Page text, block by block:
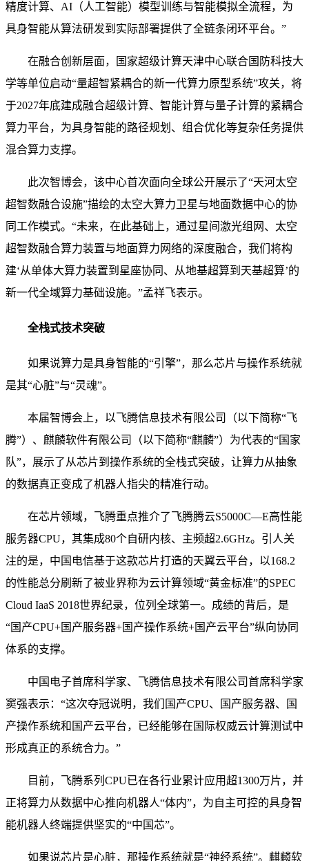
精度计算、AI（人工智能）模型训练与智能模拟全流程，为
具身智能从算法研发到实际部署提供了全链条闭环平台。”
在融合创新层面，国家超级计算天津中心联合国防科技大
学等单位启动“量超智紧耦合的新一代算力原型系统”攻关，将
于2027年底建成融合超级计算、智能计算与量子计算的紧耦合
算力平台，为具身智能的路径规划、组合优化等复杂任务提供
混合算力支撑。
此次智博会，该中心首次面向全球公开展示了“天河太空
超智数融合设施”描绘的太空大算力卫星与地面数据中心的协
同工作模式。“未来，在此基础上，通过星间激光组网、太空
超智数融合算力装置与地面算力网络的深度融合，我们将构
建‘从单体大算力装置到星座协同、从地基超算到天基超算’的
新一代全域算力基础设施。”孟祥飞表示。
全栈式技术突破
如果说算力是具身智能的“引擎”，那么芯片与操作系统就
是其“心脏”与“灵魂”。
本届智博会上，以飞腾信息技术有限公司（以下简称“飞
腾”）、麒麟软件有限公司（以下简称“麒麟”）为代表的“国家
队”，展示了从芯片到操作系统的全栈式突破，让算力从抽象
的数据真正变成了机器人指尖的精准行动。
在芯片领域，飞腾重点推介了飞腾腾云S5000C—E高性能
服务器CPU，其集成80个自研内核、主频超2.6GHz。引人关
注的是，中国电信基于这款芯片打造的天翼云平台，以168.2
的性能总分刷新了被业界称为云计算领域“黄金标准”的SPEC
Cloud IaaS 2018世界纪录，位列全球第一。成绩的背后，是
“国产CPU+国产服务器+国产操作系统+国产云平台”纵向协同
体系的支撑。
中国电子首席科学家、飞腾信息技术有限公司首席科学家
窦强表示：“这次夺冠说明，我们国产CPU、国产服务器、国
产操作系统和国产云平台，已经能够在国际权威云计算测试中
形成真正的系统合力。”
目前，飞腾系列CPU已在各行业累计应用超1300万片，并
正将算力从数据中心推向机器人“体内”，为自主可控的具身智
能机器人终端提供坚实的“中国芯”。
如果说芯片是心脏，那操作系统就是“神经系统”。麒麟软